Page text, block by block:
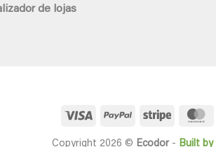
de lojas
Visa PayPal Stripe
Copyright 2026 © Ecodor- Built